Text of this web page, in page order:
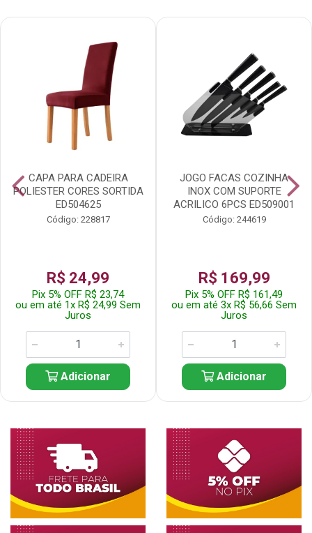
CAPA PARA CADEIRA
POLIESTER CORES SORTIDA
ED504625
Código: 228817
R$ 24,99
Pix 5% OFF R$ 23,74
ou em até 1x R$ 24,99 Sem
Juros
Adicionar
JOGO FACAS COZINHA
INOX COM SUPORTE
ACRILICO 6PCS ED509001
Código: 244619
R$ 169,99
Pix 5% OFF R$ 161,49
ou em até 3x R$ 56,66 Sem
Juros
Adicionar